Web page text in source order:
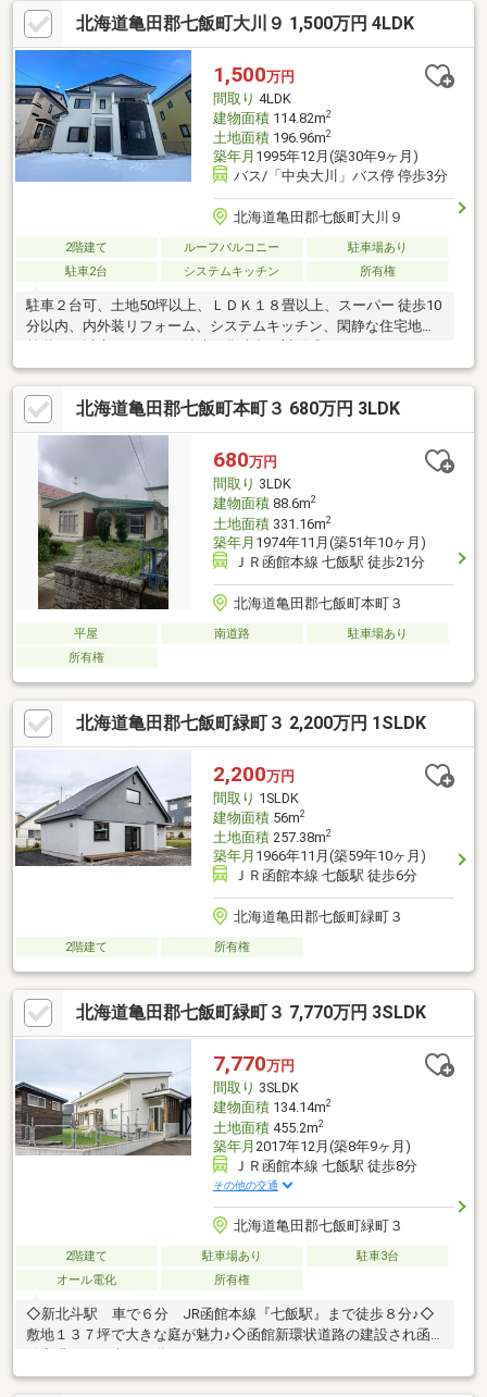
北海道亀田郡七飯町大川９ 1,500万円 4LDK
1,500万円
間取り 4LDK
建物面積114.82m2
土地面積196.96m2
築年月 1995年12月(築30年9ヶ月)
バス/「中央大川」バス停 停歩3分
北海道亀田郡七飯町大川９
2階建て ルーフバルコニー
駐車場あり
駐車2台
システムキッチン 所有権
駐車２台可、土地50坪以上、ＬＤＫ１８畳以上、スーパー 徒歩10
分以内、内外装リフォーム、システムキッチン、閑静な住宅地、
２ヶ所、浴室１坪以上、温水洗浄便座、ＴＶモニタ付インターホ
ン、全居室フローリング、シューズインクローク、ルーフバルコ
ニー
北海道亀田郡七飯町本町３ 680万円 3LDK
680万円
間取り 3LDK
建物面積88.6m2
土地面積331.16m2
築年月 1974年11月(築51年10ヶ月)
ＪＲ函館本線 七飯駅 徒歩21分
北海道亀田郡七飯町本町３
平屋 南道路
駐車場あり
所有権
北海道亀田郡七飯町緑町３ 2,200万円 1SLDK
2,200万円
間取り 1SLDK
建物面積56m2
土地面積257.38m2
築年月 1966年11月(築59年10ヶ月)
ＪＲ函館本線 七飯駅 徒歩6分
北海道亀田郡七飯町緑町３
2階建て 所有権
北海道亀田郡七飯町緑町３ 7,770万円 3SLDK
7,770万円
間取り 3SLDK
建物面積134.14m2
土地面積455.2m2
築年月 2017年12月(築8年9ヶ月)
ＪＲ函館本線 七飯駅 徒歩8分
その他の交通
北海道亀田郡七飯町緑町３
2階建て 駐車場あり
駐車3台
オール電化
所有権
◇新北斗駅 車で６分 JR函館本線『七飯駅』まで徒歩８分♪◇
敷地１３７坪で大きな庭が魅力♪◇函館新環状道路の建設され函